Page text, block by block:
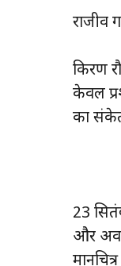
राजीव
किरण
केवल
का
23
और